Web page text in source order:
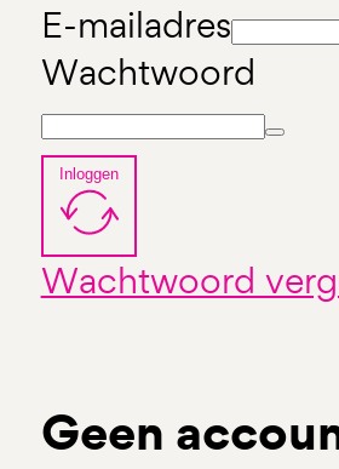
E-mailadres
Wachtwoord
Inloggen
Wachtwoord
Geen